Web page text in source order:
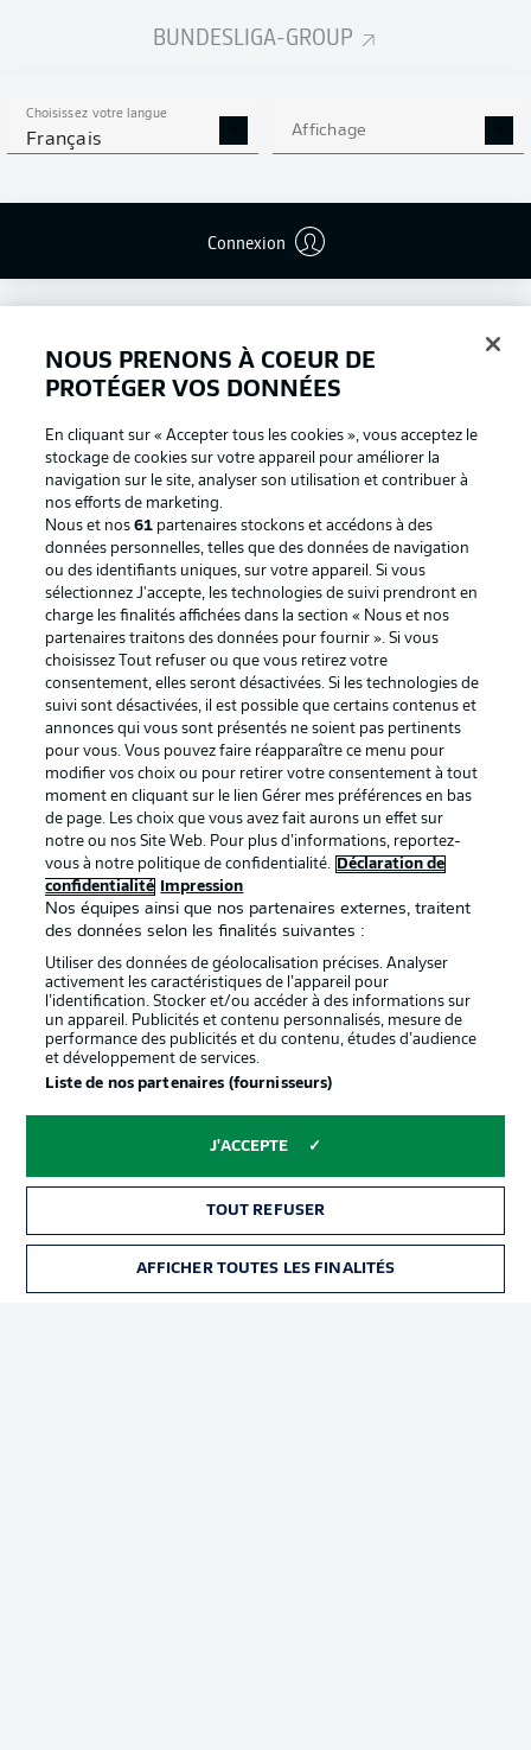
BUNDESLIGA-GROUP
Choisissez votre langue
Français Affichage
Connexion
Football as it's meant to be
BUNDESLIGA APP
Proposé par
services
Mentions Légales Gérer mes préférences
Diffuseurs
Travaux Contact
NOUS PRENONS À COEUR DE
PROTÉGER VOS DONNÉES
En cliquant sur « Accepter tous les cookies », vous acceptez le
stockage de cookies sur votre appareil pour améliorer la
navigation sur le site, analyser son utilisation et contribuer à
nos efforts de marketing.
Nous et nos61 partenaires stockons et accédons à des
données personnelles, telles que des données de navigation
ou des identifiants uniques, sur votre appareil. Si vous
sélectionnez J'accepte, les technologies de suivi prendront en
charge les finalités affichées dans la section « Nous et nos
partenaires traitons des données pour fournir ». Si vous
choisissez Tout refuser ou que vous retirez votre
consentement, elles seront désactivées. Si les technologies de
suivi sont désactivées, il est possible que certains contenus et
annonces qui vous sont présentés ne soient pas pertinents
pour vous. Vous pouvez faire réapparaître ce menu pour
modifier vos choix ou pour retirer votre consentement à tout
moment en cliquant sur le lien Gérer mes préférences en bas
de page. Les choix que vous avez fait aurons un effet sur
notre ou nos Site Web. Pour plus d’informations, reportez-
vous à notre politique de confidentialité.
Déclaration de
confidentialité
Impression
Nos équipes ainsi que nos partenaires externes, traitent
des données selon les finalités suivantes :
Utiliser des données de géolocalisation précises. Analyser
activement les caractéristiques de l’appareil pour
l’identification. Stocker et/ou accéder à des informations sur
un appareil. Publicités et contenu personnalisés, mesure de
performance des publicités et du contenu, études d’audience
et développement de services.
Liste de nos partenaires (fournisseurs)
J'ACCEPTE
TOUT REFUSER
AFFICHER TOUTES LES FINALITÉS